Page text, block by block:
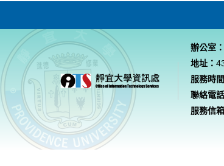
辦公室：
地址：
服務時間
聯絡電話
服務信箱